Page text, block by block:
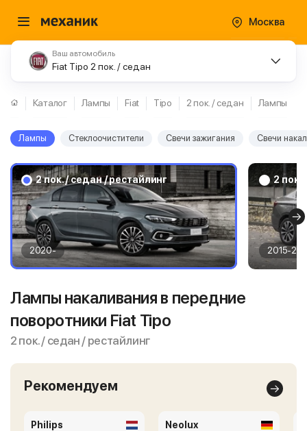
Москва
Ваш автомобиль
Fiat Tipo 2 пок. / седан
Каталог Лампы Fiat Tipo 2 пок. / седан Лампы
Лампы Стеклоочистители Свечи зажигания Свечи
2 пок. / седан / рестайлинг
2020-
2 пок.
2015-
Лампы накаливания в передние
поворотники Fiat Tipo
2 пок. / седан / рестайлинг
Рекомендуем
Philips Neolux